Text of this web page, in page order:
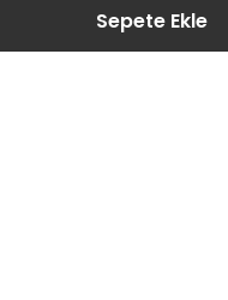
Sepete Ekle